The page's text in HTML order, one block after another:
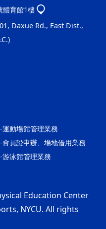
體育館1樓
Daxue Rd., East Dist.,
動場館管理業務
員證申辦、場地借用業務
泳館管理業務
Education Center
NYCU. All rights